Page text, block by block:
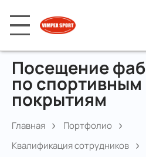
Посещение
по
покрытиям
Главная
Портфолио
Квалификация сотрудников